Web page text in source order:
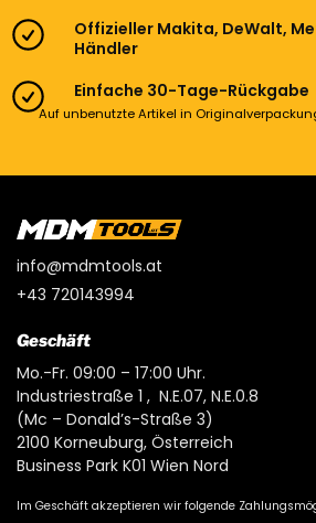
Offizieller Makita, DeWalt,
Händler
Einfache 30-Tage-Rückgabe
Auf unbenutzte Artikel in
info@mdmtools.at
+43 720143994
Geschäft
Mo.-Fr. 09:00 – 17:00 Uhr.
Industriestraße 1 , N.E.07, N.E.0.8
(Mc – Donald’s-Straße 3)
2100 Korneuburg, Österreich
Business Park K01 Wien Nord
Im Geschäft akzeptieren wir folgende